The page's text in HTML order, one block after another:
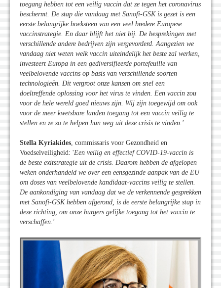
toegang hebben tot een veilig vaccin dat ze tegen het coronavirus
beschermt. De stap die vandaag met Sanofi-GSK is gezet is een
eerste belangrijke hoeksteen van een veel bredere Europese
vaccinstrategie. En daar blijft het niet bij. De besprekingen met
verschillende andere bedrijven zijn vergevorderd. Aangezien we
vandaag niet weten welk vaccin uiteindelijk het beste zal werken,
investeert Europa in een gediversifieerde portefeuille van
veelbelovende vaccins op basis van verschillende soorten
technologieën. Dit vergroot onze kansen om snel een
doeltreffende oplossing voor het virus te vinden. Een vaccin zou
voor de hele wereld goed nieuws zijn. Wij zijn toegewijd om ook
voor de meer kwetsbare landen toegang tot een vaccin veilig te
stellen en ze zo te helpen hun weg uit deze crisis te vinden.'
Stella Kyriakides, commissaris voor Gezondheid en
Voedselveiligheid: 'Een veilig en effectief COVID-19-vaccin is
de beste exitstrategie uit de crisis. Daarom hebben de afgelopen
weken onderhandeld we over een eensgezinde aanpak van de EU
om doses van veelbelovende kandidaat-vaccins veilig te stellen.
De aankondiging van vandaag dat we de verkennende gesprekken
met Sanofi-GSK hebben afgerond, is de eerste belangrijke stap in
deze richting, om onze burgers gelijke toegang tot het vaccin te
verschaffen.'